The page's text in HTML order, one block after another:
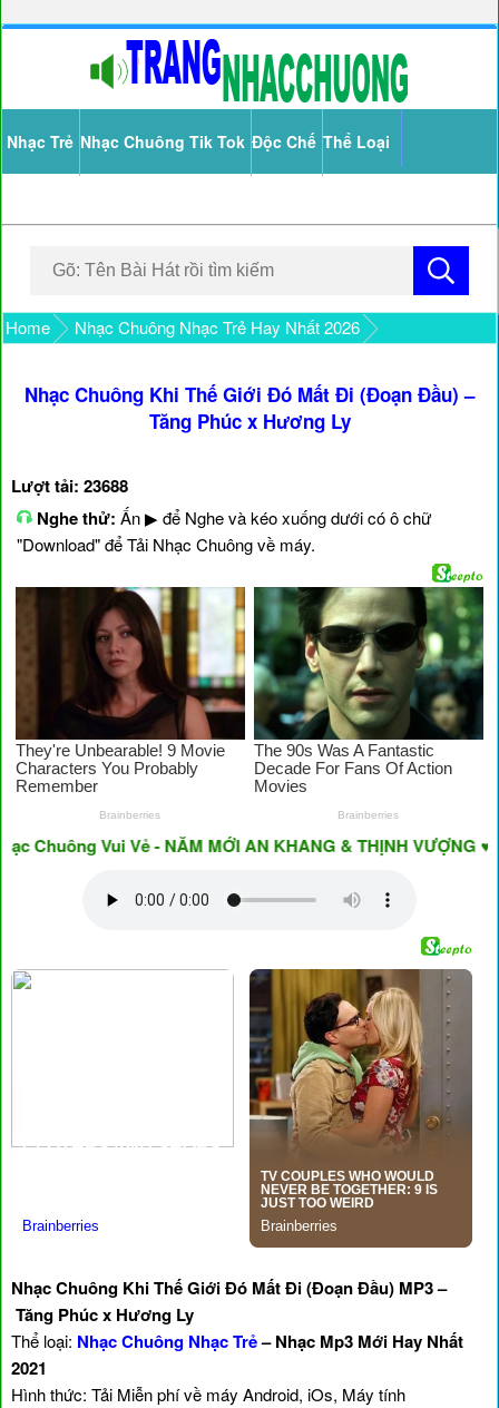
Nhạc Trẻ Nhạc Chuông Tik Tok Độc Chế Thể Loại
Home Nhạc Chuông Nhạc Trẻ Hay Nhất 2026
Nhạc Chuông Khi Thế Giới Đó Mất Đi (Đoạn Đầu) –
Tăng Phúc x Hương Ly
Lượt tải: 23688
Nghe thử: Ấn ▶ để Nghe và kéo xuống dưới có ô chữ
"Download" để Tải Nhạc Chuông về máy.
Vui Vẻ - NĂM MỚI AN KHANG & THỊNH VƯỢNG ♥ Have
Nhạc Chuông Khi Thế Giới Đó Mất Đi (Đoạn Đầu) MP3 –
Tăng Phúc x Hương Ly
Thể loại: Nhạc Chuông Nhạc Trẻ– Nhạc Mp3 Mới Hay Nhất
2021
Hình thức: Tải Miễn phí về máy Android, iOs, Máy tính